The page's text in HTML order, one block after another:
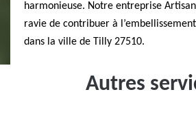
harmonieuse. Notre entreprise
ravie de contribuer à
dans la ville de Tilly 27510.
Autres